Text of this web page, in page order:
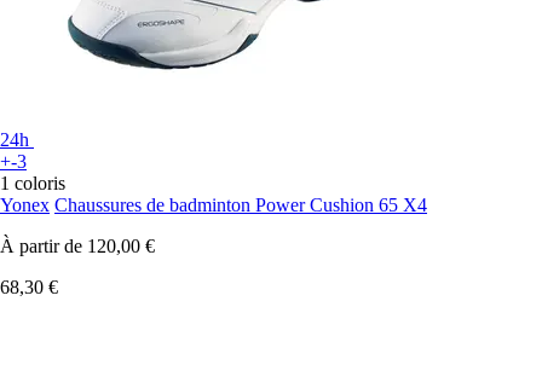
24h
+-3
1 coloris
Yonex Chaussures de badminton Power Cushion 65 X4
À partir de 120,00 €
68,30 €